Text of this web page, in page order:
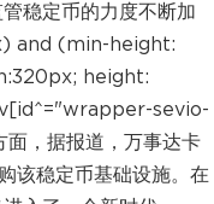
稳定币的力度不断加
and (min-height:
height:
sevio-
，据报道，万事达卡
该稳定币基础设施。在